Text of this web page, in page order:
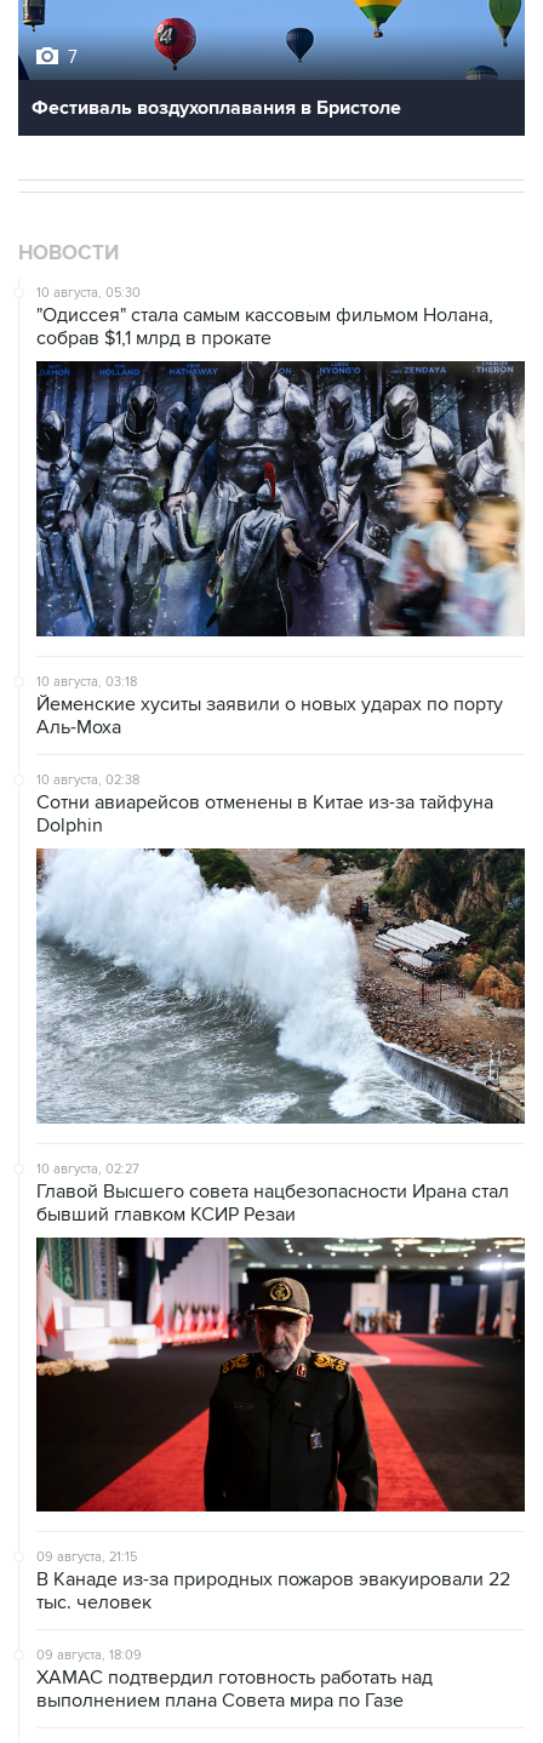
7
Фестиваль воздухоплавания в Бристоле
НОВОСТИ
10 августа, 05:30
"Одиссея" стала самым кассовым фильмом Нолана,
собрав $1,1 млрд в прокате
10 августа, 03:18
Йеменские хуситы заявили о новых ударах по порту
Аль-Моха
10 августа, 02:38
Сотни авиарейсов отменены в Китае из-за тайфуна
Dolphin
10 августа, 02:27
Главой Высшего совета нацбезопасности Ирана стал
бывший главком КСИР Резаи
09 августа, 21:15
В Канаде из-за природных пожаров эвакуировали 22
тыс. человек
09 августа, 18:09
ХАМАС подтвердил готовность работать над
выполнением плана Совета мира по Газе